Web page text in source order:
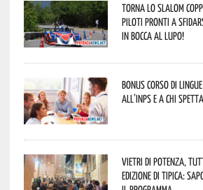
Torna lo Slalom
piloti pronti a
In bocca al lupo!
Bonus corso di
all’INPS e a chi spetta
Vietri di Potenza,
Edizione di Tipica: